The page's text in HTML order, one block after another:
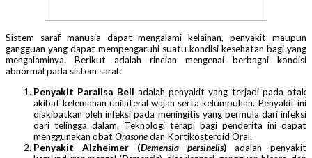
Sistem saraf manusia dapat mengalami kelainan, penyakit maupun
gangguan yang dapat mempengaruhi suatu kondisi kesehatan bagi yang
mengalaminya. Berikut adalah rincian mengenai berbagai kondisi
abnormal pada sistem saraf:
Penyakit Paralisa Bell adalah penyakit yang terjadi pada otak
akibat kelemahan unilateral wajah serta kelumpuhan. Penyakit ini
diakibatkan oleh infeksi pada meningitis yang bermula dari infeksi
dari telingga dalam. Teknologi terapi bagi penderita ini dapat
menggunakan obat Orasonedan Kortikosteroid Oral.
Penyakit Alzheimer (Demensia persinelis) adalah penyakit